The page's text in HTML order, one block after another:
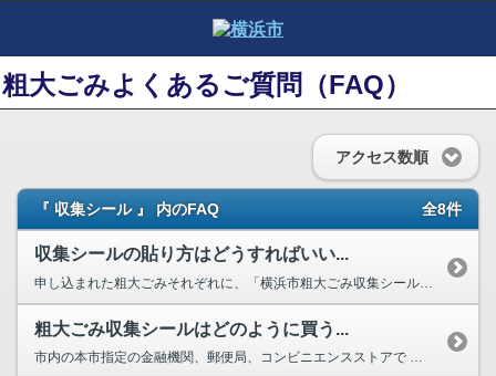
粗大ごみよくあるご質問（FAQ）
アクセス数順
『 収集シール 』 内のFAQ 全8件
収集シールの貼り方はどうすればいい...
申し込まれた粗大ごみそれぞれに、「横浜市粗大ごみ収集シール」を貼ってくださ...
粗大ごみ収集シールはどのように買う...
市内の本市指定の金融機関、郵便局、コンビニエンスストアで 手数料を納めて...